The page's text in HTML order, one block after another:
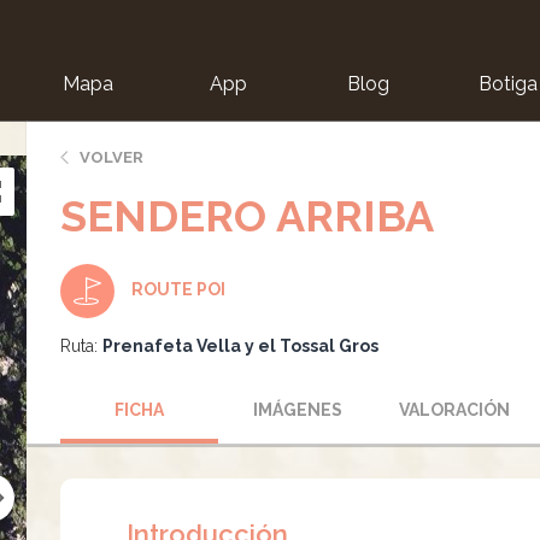
Mapa App Blog Botiga
VOLVER
SENDERO ARRIBA
ROUTE POI
Ruta: Prenafeta Vella y el Tossal Gros
FICHA IMÁGENES VALORACIÓN